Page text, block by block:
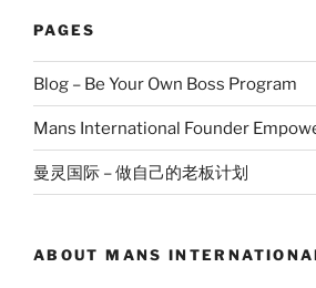
PAGES
Blog – Be Your Own Boss Program
Mans International Founder
曼灵国际 – 做自己的老板计划
ABOUT MANS